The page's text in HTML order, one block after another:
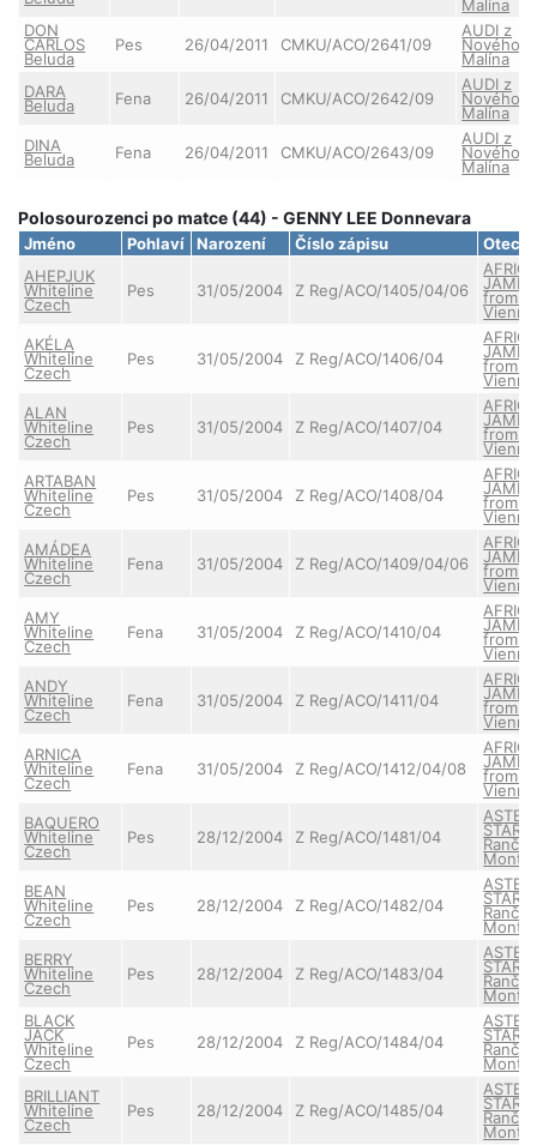
Malína
DON
CARLOS
Beluda
Pes 26/04/2011 CMKU/ACO/2641/09
AUDI z
Nového
Malína
DARA
Beluda Fena 26/04/2011 CMKU/ACO/2642/09
AUDI z
Nového
Malína
DINA
Beluda Fena 26/04/2011 CMKU/ACO/2643/09
AUDI z
Nového
Malína
Polosourozenci po matce (44) - GENNY LEE Donnevara
Jméno Pohlaví Narození Číslo zápisu
Otec
AHEPJUK
Whiteline
Czech
Pes 31/05/2004 Z Reg/ACO/1405/04/06 from
Vienna
AKÉLA
Whiteline
Czech
Pes 31/05/2004 Z Reg/ACO/1406/04 from
Vienna
ALAN
Whiteline
Czech
Pes 31/05/2004 Z Reg/ACO/1407/04 from
Vienna
ARTABAN
Whiteline
Czech
Pes 31/05/2004 Z Reg/ACO/1408/04 from
Vienna
AMÁDEA
Whiteline
Czech
Fena 31/05/2004 Z Reg/ACO/1409/04/06 from
Vienna
AMY
Whiteline
Czech
Fena 31/05/2004 Z Reg/ACO/1410/04 from
Vienna
ANDY
Whiteline
Czech
Fena 31/05/2004 Z Reg/ACO/1411/04 from
Vienna
ARNICA
Whiteline
Czech
Fena 31/05/2004 Z Reg/ACO/1412/04/08 from
Vienna
BAQUERO
Whiteline
Czech
Pes 28/12/2004 Z Reg/ACO/1481/04 STAR z
Ranče
BEAN
Whiteline
Czech
Pes 28/12/2004 Z Reg/ACO/1482/04 STAR z
Ranče
BERRY
Whiteline
Czech
Pes 28/12/2004 Z Reg/ACO/1483/04 STAR z
Ranče
BLACK
JACK
Whiteline
Czech
Pes 28/12/2004 Z Reg/ACO/1484/04 STAR z
Ranče
BRILLIANT
Whiteline
Czech
Pes 28/12/2004 Z Reg/ACO/1485/04 STAR z
Ranče